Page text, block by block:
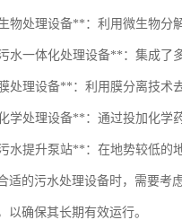
物处理设备**：利用微生物分
水一体化处理设备**：集成了
处理设备**：利用膜分离技术
学处理设备**：通过投加化学
水提升泵站**：在地势较低的
适的污水处理设备时，需要考
以确保其长期有效运行。